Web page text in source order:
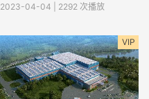
2023-04-04 | 2292 次播放
VIP